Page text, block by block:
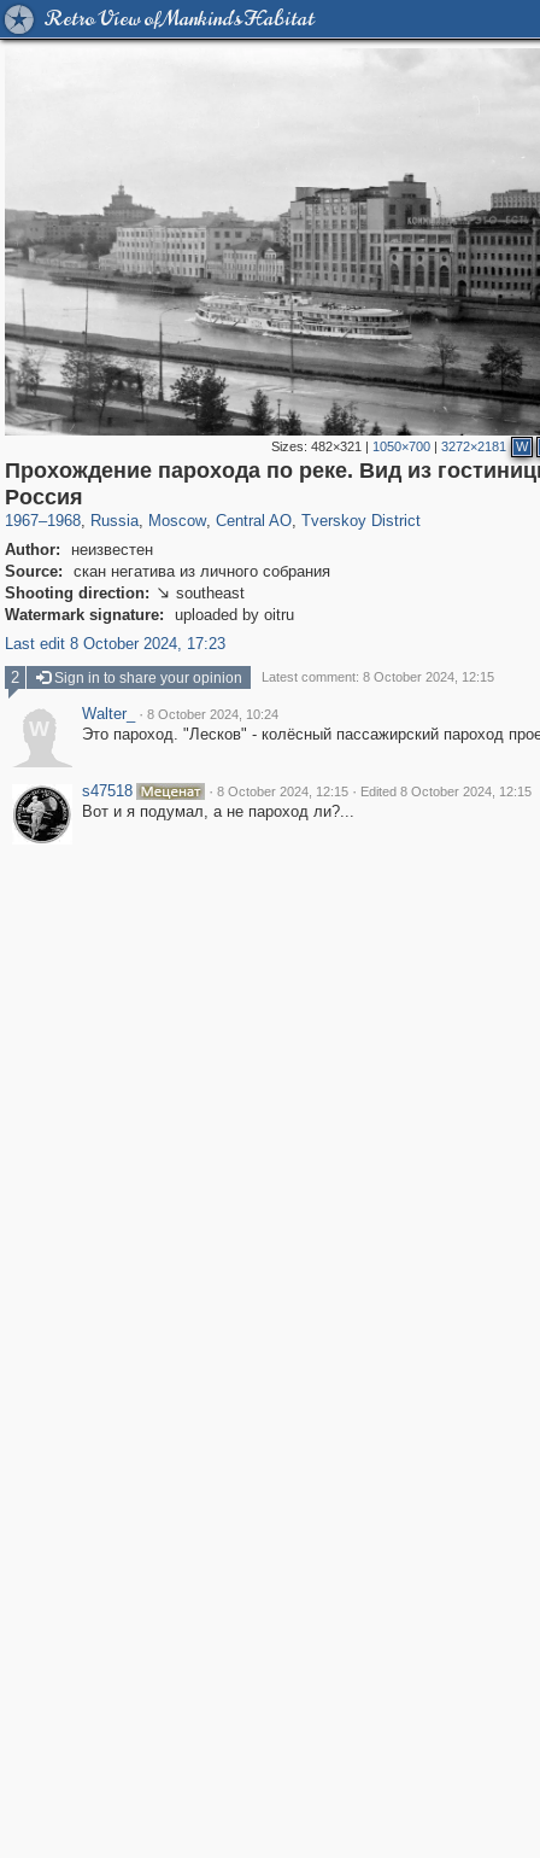
Retro View of Mankind's Habitat
Sizes: 482×321 | 1050×700| 3272×2181 W
Прохождение парохода по реке. Вид из
Россия
1967–1968, Russia, Moscow
319,779
, Central AO, Tverskoy District
Author:
неизвестен
Source:
скан негатива из личного собрания
Shooting direction:  southeast
Watermark signature:
uploaded by oitru
Last edit 8 October 2024, 17:23
2
Sign in to share your opinion Latest comment: 8 October 2024, 12:15
W
Walter_ · 8 October 2024, 10:24
Это пароход. "Лесков" - колёсный пассажирский пароход
s47518 · 8 October 2024, 12:15 · Edited 8 October 2024, 12:15
Вот и я подумал, а не пароход ли?...